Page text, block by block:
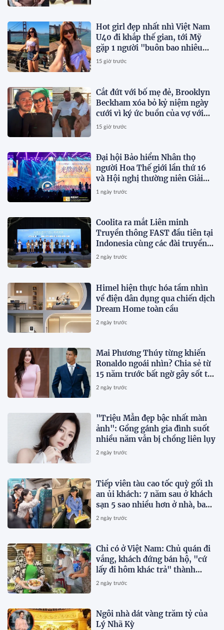
Hot girl đẹp nhất nhì Việt Nam
U40 đi khắp thế gian, tới Mỹ
gặp 1 người "buôn bao nhiêu
chuyện"
15 giờ trước
Cắt đứt với bố mẹ đẻ, Brooklyn
Beckham xóa bỏ kỷ niệm ngày
cưới vì ký ức buồn của vợ với
Victoria trong ngày cưới
15 giờ trước
Đại hội Bảo hiểm Nhân thọ
người Hoa Thế giới lần thứ 16
và Hội nghị thường niên Giải
thưởng Rồng Quốc tế (IDA)
1 ngày trước
Coolita ra mắt Liên minh
Truyền thông FAST đầu tiên tại
Indonesia cùng các đài truyền
hình hàng đầu
2 ngày trước
Himel hiện thực hóa tầm nhìn
về điện dân dụng qua chiến dịch
Dream Home toàn cầu
2 ngày trước
Mai Phương Thúy từng khiến
Ronaldo ngoái nhìn? Chia sẻ từ
15 năm trước bất ngờ gây sốt trở
lại
2 ngày trước
"Triệu Mẫn đẹp bậc nhất màn
ảnh": Gồng gánh gia đình suốt
nhiều năm vẫn bị chồng liên lụy
2 ngày trước
Tiếp viên tàu cao tốc quỳ gối 1h
an ủi khách: 7 năm sau ở khách
sạn 5 sao nhiều hơn ở nhà, bay
hạng thương gia
2 ngày trước
Chỉ có ở Việt Nam: Chủ quán đi
vắng, khách đứng bán hộ, "cứ
lấy đi hôm khác trả" thành
chuyện thường ngày
2 ngày trước
Ngôi nhà dát vàng trăm tỷ của
Lý Nhã Kỳ